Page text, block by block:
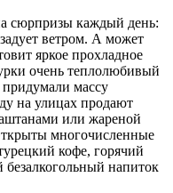
сюрпризы каждый день:
ветром. А может
яркое прохладное
очень теплолюбивый
придумали массу
на улицах продают
или жареной
многочисленные
кофе, горячий
напиток